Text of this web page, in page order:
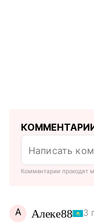
Комментарии проходят
А Алеке88 3